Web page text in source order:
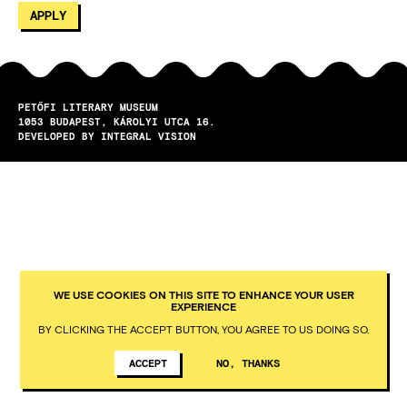
PETŐFI LITERARY MUSEUM
1053
BUDAPEST
KÁROLYI UTCA 16.
DEVELOPED BY INTEGRAL VISION
WE USE COOKIES ON THIS SITE TO ENHANCE YOUR USER
EXPERIENCE
BY CLICKING THE ACCEPT BUTTON, YOU AGREE TO US DOING SO.
ACCEPT NO, THANKS